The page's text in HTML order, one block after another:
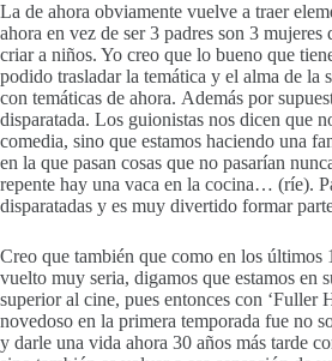
La de ahora obviamente vuelve a traer
ahora en vez de ser 3 padres son 3 mujeres
criar a niños. Yo creo que lo bueno que
podido trasladar la temática y el alma de la
con temáticas de ahora. Además por
disparatada. Los guionistas nos dicen que
comedia, sino que estamos haciendo una
en la que pasan cosas que no pasarían
repente hay una vaca en la cocina… (ríe).
disparatadas y es muy divertido formar
Creo que también que como en los últimos
vuelto muy seria, digamos que estamos en
superior al cine, pues entonces con ‘Fuller
novedoso en la primera temporada fue no
y darle una vida ahora 30 años más tarde